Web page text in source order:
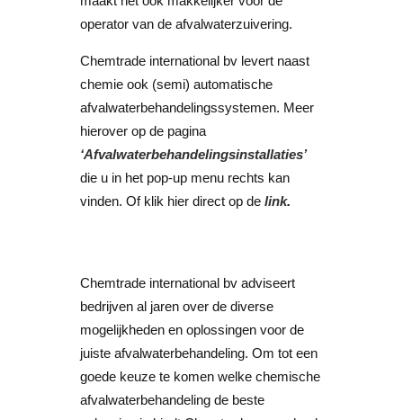
operator van de afvalwaterzuivering.
Chemtrade international bv levert naast
chemie ook (semi) automatische
afvalwaterbehandelingssystemen. Meer
hierover op de pagina
‘Afvalwaterbehandelingsinstallaties’
die u in het pop-up menu rechts kan
vinden. Of klik hier direct op de link.
Chemtrade international bv adviseert
bedrijven al jaren over de diverse
mogelijkheden en oplossingen voor de
juiste afvalwaterbehandeling. Om tot een
goede keuze te komen welke chemische
afvalwaterbehandeling de beste